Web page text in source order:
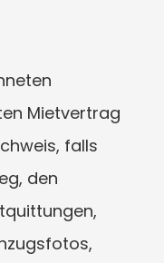
Mietvertrag
falls
den